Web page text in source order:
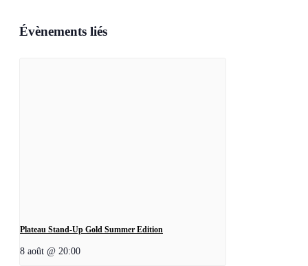
Évènements liés
Plateau Stand-Up Gold Summer Edition
8 août @ 20:00